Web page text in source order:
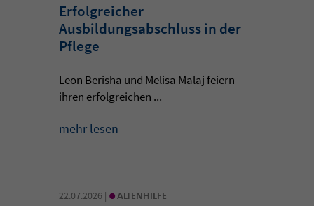
Erfolgreicher
Ausbildungsabschluss in der
Pflege
Leon Berisha und Melisa Malaj feiern
ihren erfolgreichen ...
mehr lesen
22.07.2026 | • ALTENHILFE